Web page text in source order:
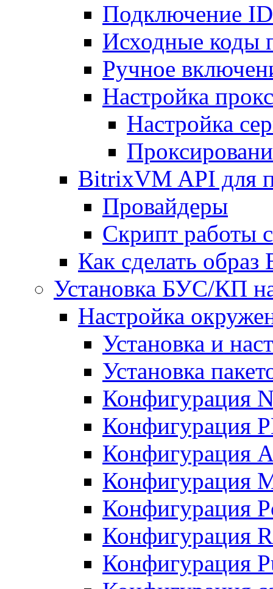
Подключение
Исходные коды
Ручное
Настройка
Настройка
BitrixVM API для
Провайдеры
Скрипт работы
Как сделать
Установка БУС/КП
Настройка
Установка и
Установка
Конфигурация
Конфигурация
Конфигурация
Конфигурация
Конфигурация
Конфигурация
Конфигурация